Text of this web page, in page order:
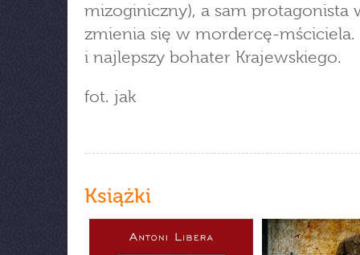
mizoginiczny), a sam protagonista
zmienia się w mordercę-mściciela.
i najlepszy bohater Krajewskiego.
fot. jak
Książki